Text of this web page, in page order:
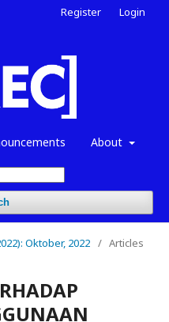
About
Register Login
Oktober, 2022 / Articles